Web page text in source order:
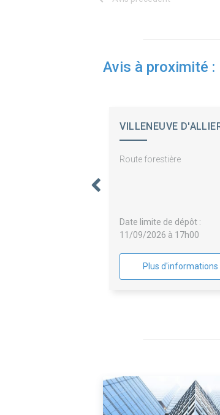
Avis à proximité :
VILLENEUVE
Route forestière
Date limite de dépôt :
11/09/2026 à 17h00
Plus d'informations